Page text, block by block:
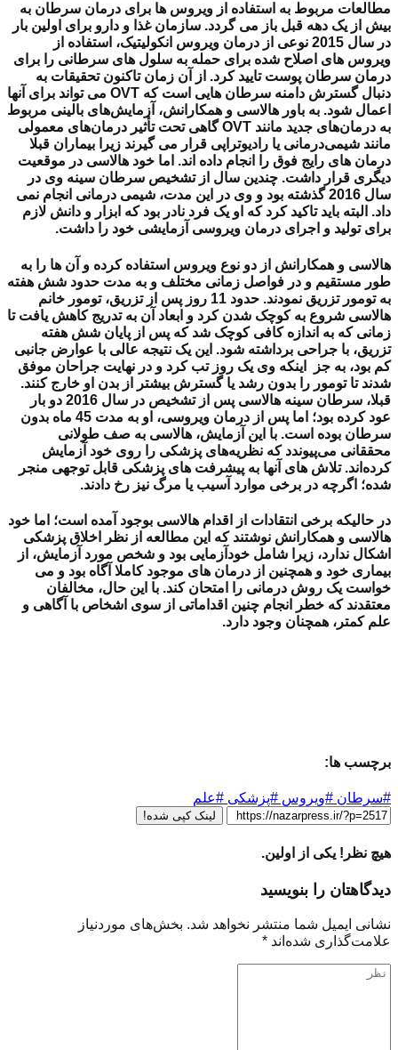
مطالعات مربوط به استفاده از ویروس ها برای درمان سرطان به
بیش از یک دهه قبل باز می گردد. سازمان غذا و دارو برای اولین بار
در سال 2015 نوعی از درمان ویروس انکولیتیک، استفاده از
ویروس های اصلاح شده برای حمله به سلول های سرطانی را برای
درمان سرطان پوست تایید کرد. از آن زمان تاکنون تحقیقات به
دنبال گسترش دامنه سرطان هایی است که OVT می تواند برای آنها
اعمال شود. به باور هالاسی و همکارانش، آزمایش‌های بالینی مربوط
به درمان‌های جدید مانند OVT گاهی تحت تأثیر درمان‌های معمولی
مانند شیمی‌درمانی یا رادیوتراپی قرار می گیرند زیرا بیماران قبلا
درمان های رایج فوق را انجام داده اند. اما خود هالاسی در موقعیت
دیگری قرار داشت. چندین سال از تشخیص سرطان سینه وی در
سال 2016
گذشته بود و وی در این مدت، شیمی درمانی انجام نمی
داد. البته باید تاکید کرد که او یک فرد نادر بود که ابزار و دانش لازم
برای تولید و اجرای درمان ویروسی آزمایشی خود را داشت.
هالاسی و همکارانش از دو نوع ویروس استفاده کرده و آن ها را به
طور مستقیم و در فواصل زمانی مختلف و به مدت حدود شش هفته
به تومور تزریق نمودند.
حدود 11 روز پس از تزریق، تومور خانم
هالاسی شروع به کوچک شدن کرد و ابعاد آن به تدریج کاهش یافت تا
زمانی که به اندازه کافی کوچک شد که پس از پایان شش هفته
تزریق، با جراحی برداشته شود. این یک نتیجه عالی با عوارض جانبی
کم بود، به جز اینکه وی یک روز تب کرد و در نهایت جراحان موفق
شدند تا تومور را بدون رشد یا گسترش بیشتر از بدن او خارج کنند.
قبلا، سرطان سینه هالاسی پس از تشخیص در سال 2016 دو بار
عود کرده بود؛ اما پس از درمان ویروسی، او به مدت 45 ماه بدون
سرطان بوده است. با این آزمایش، هالاسی به صف طولانی
محققانی می‌پیوندد که نظریه‌های پزشکی را روی خود آزمایش
کرده‌اند. تلاش های آنها به پیشرفت های پزشکی قابل توجهی منجر
شده؛ اگرچه در برخی موارد آسیب یا مرگ نیز رخ دادند.
در حالیکه برخی انتقادات از اقدام هالاسی بوجود آمده است؛ اما خود
هالاسی و همکارانش نوشتند که این مطالعه از نظر اخلاق پزشکی
اشکال ندارد، زیرا شامل خودآزمایی بود و شخص مورد آزمایش، از
بیماری خود و همچنین از درمان های موجود کاملا آگاه بود و می
خواست یک روش درمانی را امتحان کند. با این حال، مخالفان
معتقدند که خطر انجام چنین اقداماتی از سوی اشخاص با آگاهی و
علم کمتر، همچنان وجود دارد.
برچسب ها:
#سرطان #ویروس #پزشکی #علم
لینک کپی شده!
هیچ نظر! یکی از اولین.
دیدگاهتان را بنویسید
نشانی ایمیل شما منتشر نخواهد شد. بخش‌های موردنیاز
علامت‌گذاری شده‌اند *